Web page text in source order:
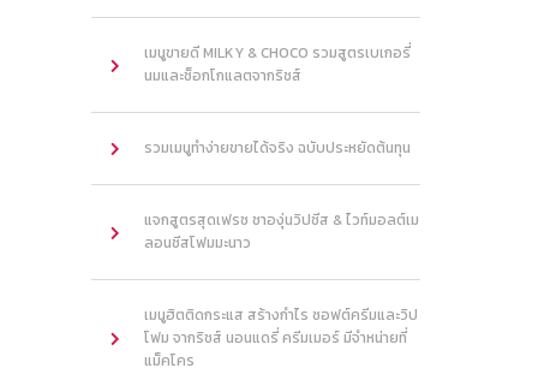
เมนูขายดี MILKY & CHOCO รวมสูตรเบเกอรี่
นมและช็อกโกแลตจากริชส์
รวมเมนูทำง่ายขายได้จริง ฉบับประหยัดต้นทุน
แจกสูตรสุดเฟรช ชาองุ่นวิปชีส & ไวท์มอลต์เม
ลอนชีสโฟมมะนาว
เมนูฮิตติดกระแส สร้างกำไร ซอฟต์ครีมและวิป
โฟม จากริชส์ นอนแดรี่ ครีมเมอร์ มีจำหน่ายที่
แม็คโคร